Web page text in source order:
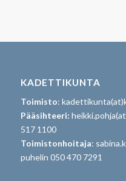
KADETTIKUNTA
Toimisto:
Pääsihteeri:
517 1100
Toimistonhoitaja:
puhelin 050 470 7291